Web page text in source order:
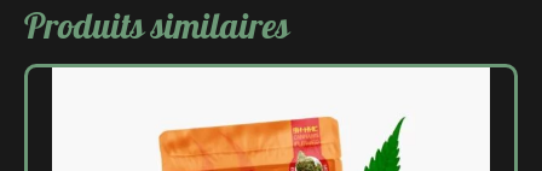
Produits similaires